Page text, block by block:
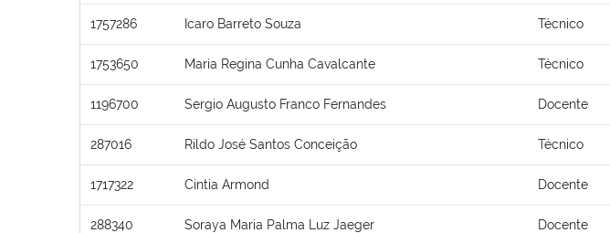
1757286 Icaro Barreto Souza Técnico
1753650 Maria Regina Cunha Cavalcante Técnico
1196700 Sergio Augusto Franco Fernandes Docente
287016 Rildo José Santos Conceição Técnico
1717322 Cintia Armond Docente
288340 Soraya Maria Palma Luz Jaeger Docente